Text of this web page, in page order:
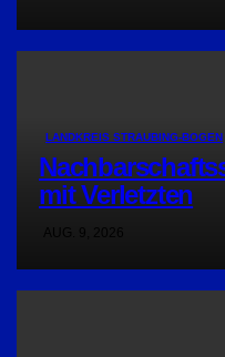
LANDKREIS STRAUBING-BOGEN
mit Verletzten